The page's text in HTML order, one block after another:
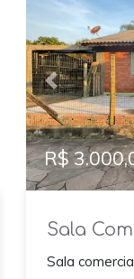
Previous
R$
Sala
Sala